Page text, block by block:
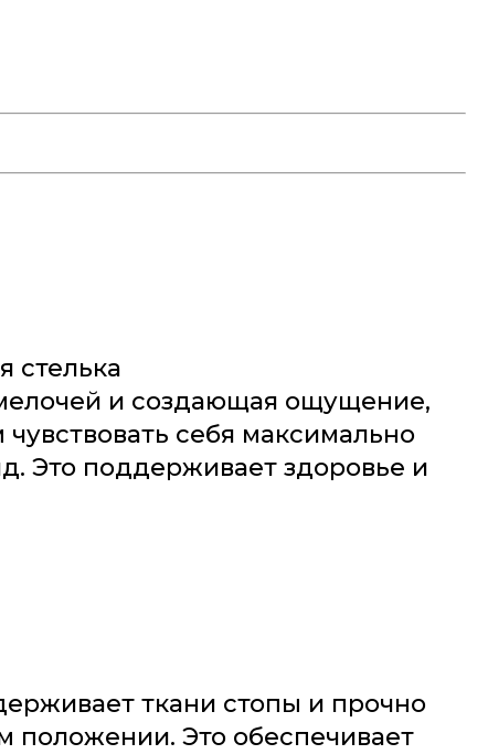
стелька
и создающая ощущение,
себя максимально
Это поддерживает здоровье и
ткани стопы и прочно
положении. Это обеспечивает